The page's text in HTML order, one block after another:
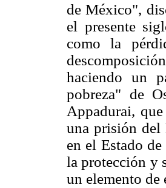
de México",
el presente
como la
haciendo un
pobreza" de
Appadurai,
una prisión del
en el Estado
la protección y
un elemento de